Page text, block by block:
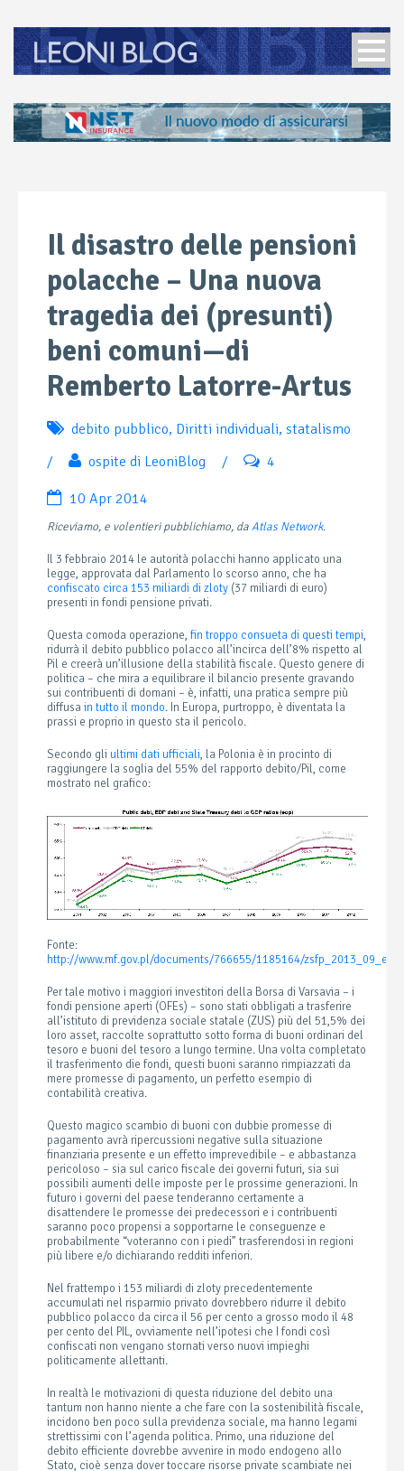
Il disastro delle pensioni
polacche – Una nuova
tragedia dei (presunti)
beni comuni—di
Remberto Latorre-Artus
debito pubblico, Diritti individuali, statalismo
/
ospite di LeoniBlog / 4
10 Apr 2014
Riceviamo, e volentieri pubblichiamo, daAtlas Network.
Il 3 febbraio 2014 le autorità polacchi hanno applicato una
legge, approvata dal Parlamento lo scorso anno, che ha
confiscato circa 153 miliardi di zloty (37 miliardi di euro)
presenti in fondi pensione privati.
Questa comoda operazione,fin troppo consueta di questi tempi,
ridurrà il debito pubblico polacco all’incirca dell’8% rispetto al
Pil e creerà un’illusione della stabilità fiscale. Questo genere di
politica – che mira a equilibrare il bilancio presente gravando
sui contribuenti di domani – è, infatti, una pratica sempre più
diffusain tutto il mondo. In Europa, purtroppo, è diventata la
prassi e proprio in questo sta il pericolo.
Secondo gli ultimi dati ufficiali, la Polonia è in procinto di
raggiungere la soglia del 55% del rapporto debito/Pil, come
mostrato nel grafico:
Fonte:
http://www.mf.gov.pl/documents/766655/1185164/
Per tale motivo i maggiori investitori della Borsa di Varsavia – i
fondi pensione aperti (OFEs) – sono stati obbligati a trasferire
all’istituto di previdenza sociale statale (ZUS) più del 51,5% dei
loro asset, raccolte soprattutto sotto forma di buoni ordinari del
tesoro e buoni del tesoro a lungo termine. Una volta completato
il trasferimento die fondi, questi buoni saranno rimpiazzati da
mere promesse di pagamento, un perfetto esempio di
contabilità creativa.
Questo magico scambio di buoni con dubbie promesse di
pagamento avrà ripercussioni negative sulla situazione
finanziaria presente e un effetto imprevedibile – e abbastanza
pericoloso – sia sul carico fiscale dei governi futuri, sia sui
possibili aumenti delle imposte per le prossime generazioni. In
futuro i governi del paese tenderanno certamente a
disattendere le promesse dei predecessori e i contribuenti
saranno poco propensi a sopportarne le conseguenze e
probabilmente “voteranno con i piedi” trasferendosi in regioni
più libere e/o dichiarando redditi inferiori.
Nel frattempo i 153 miliardi di zloty precedentemente
accumulati nel risparmio privato dovrebbero ridurre il debito
pubblico polacco da circa il 56 per cento a grosso modo il 48
per cento del PIL, ovviamente nell’ipotesi che I fondi così
confiscati non vengano stornati verso nuovi impieghi
politicamente allettanti.
In realtà le motivazioni di questa riduzione del debito una
tantum non hanno niente a che fare con la sostenibilità fiscale,
incidono ben poco sulla previdenza sociale, ma hanno legami
strettissimi con l’agenda politica. Primo, una riduzione del
debito efficiente dovrebbe avvenire in modo endogeno allo
Stato, cioè senza dover toccare risorse private scambiate nei